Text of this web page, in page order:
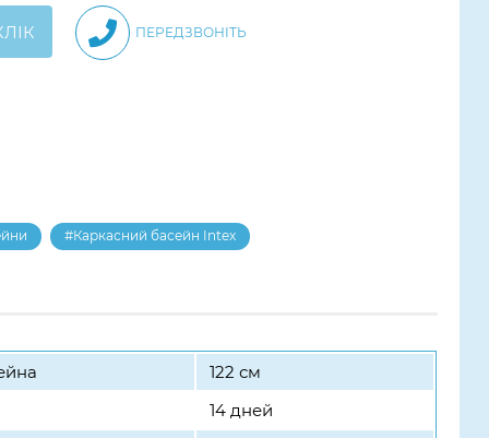
ПЕРЕДЗВОНІТЬ
#Каркасний басейн Intex
122 см
14 дней